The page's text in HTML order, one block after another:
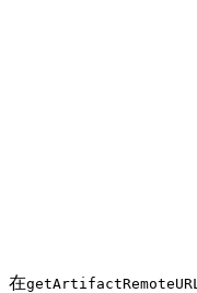
在getArtifactRemoteURL